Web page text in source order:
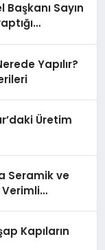
Sayın
Yapılır?
Üretim
Seramik ve
Verimli
Kapıların